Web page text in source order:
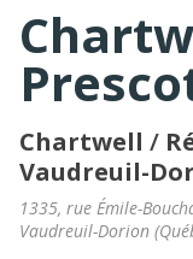
Chartwell /
Vaudreuil-
1335, rue Émile-
Vaudreuil-Dorion (